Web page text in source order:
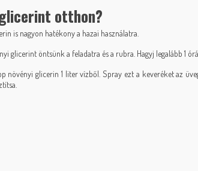
otthon?
is nagyon hatékony a hazai használatra.
glicerint öntsünk a feladatra és a rubra. Hagyj legalább 1
növényi glicerin 1 liter vízből. Spray ezt a keveréket az